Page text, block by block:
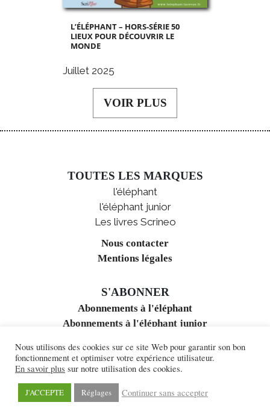
L’ÉLÉPHANT – HORS-SÉRIE 50
LIEUX POUR DÉCOUVRIR LE
MONDE
Juillet 2025
VOIR PLUS
TOUTES LES MARQUES
l'éléphant
l'éléphant junior
Les livres Scrineo
Nous contacter
Mentions légales
S'ABONNER
Abonnements à l'éléphant
Abonnements à l'éléphant junior
ACCÈS AUX REVUES
l'éléphant en ligne
l'éléphant junior en ligne
Nous utilisons des cookies sur ce site Web pour garantir son bon
fonctionnement et optimiser votre expérience utilisateur.
En savoir plus sur notre utilisation des cookies.
J'ACCEPTE Réglages Continuer sans accepter